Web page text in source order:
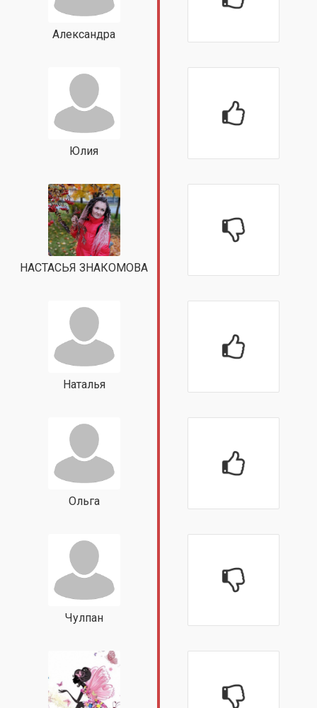
Александра
Юлия
НАСТАСЬЯ ЗНАКОМОВА
Наталья
Ольга
Чулпан